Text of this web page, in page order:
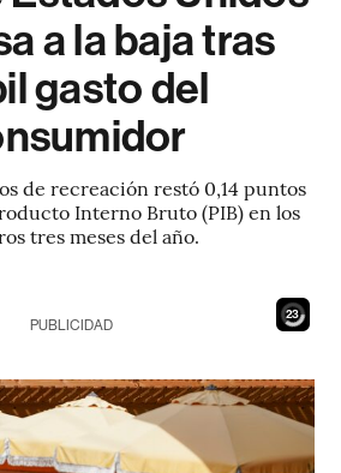
a la baja tras
gasto del
de recreación restó 0,14 puntos
Interno Bruto (PIB) en los
tres meses del año.
22
PUBLICIDAD